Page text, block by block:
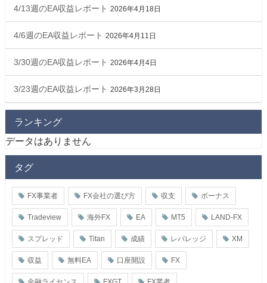
4/13週のEA収益レポート 2026年4月18日
4/6週のEA収益レポート 2026年4月11日
3/30週のEA収益レポート 2026年4月4日
3/23週のEA収益レポート 2026年3月28日
ランキング
データはありません
タグ
FX事業者 FX会社の選び方 収支 ボーナス
Tradeview 海外FX EA MT5 LAND-FX
スプレッド Titan 成績 レバレッジ XM
収益 無料EA 口座開設 FX